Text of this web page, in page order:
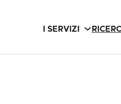
I SERVIZI